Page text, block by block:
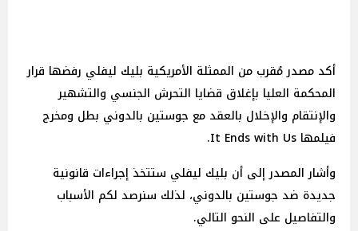
أكد مصدر مُقرب من الممثلة الأمريكية بليك ليفلي رفضها قرار
المحكمة العليا بإغلاق قضايا التحرش الجنسي والتشهير
والإنتقام والإخلال بالعقد مع جوستين بالدوني بطل ومخرج
فيلمها It Ends with Us.
وأشار المصدر إلى أن بليك ليفلي ستتخذ إجراءات قانونية
جديدة ضد جوستين بالدوني، لذلك سنرصد لكم الأسباب
والتفاصيل على النحو التالي.